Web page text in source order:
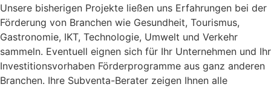
Unsere bisherigen Projekte ließen uns Erfahrungen bei der
Förderung von Branchen wie Gesundheit, Tourismus,
Gastronomie, IKT, Technologie, Umwelt und Verkehr
sammeln. Eventuell eignen sich für Ihr Unternehmen und Ihr
Investitionsvorhaben Förderprogramme aus ganz anderen
Branchen. Ihre Subventa-Berater zeigen Ihnen alle